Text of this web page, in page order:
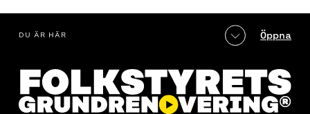
Innehållsförteckning
DU ÄR HÄR Öppna